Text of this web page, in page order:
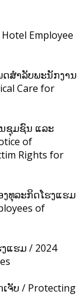
Employee
ດສຳລັບພະນັກງານ
Care for
ຊຸມຊົນ ແລະ
of
Rights for
ທຸລະກິດໂຮງແຮມ
of
ແຮມ / 2024
ຈັບ / Protecting